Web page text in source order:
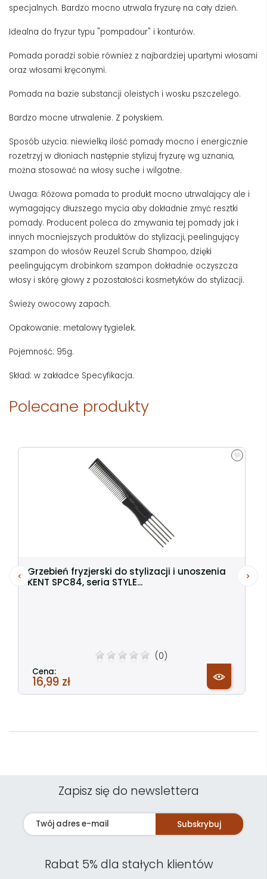
specjalnych. Bardzo mocno utrwala fryzurę na cały dzień.
Idealna do fryzur typu "pompadour" i konturów.
Pomada poradzi sobie również z najbardziej upartymi włosami
oraz włosami kręconymi.
Pomada na bazie substancji oleistych i wosku pszczelego.
Bardzo mocne utrwalenie. Z połyskiem.
Sposób użycia: niewielką ilość pomady mocno i energicznie
rozetrzyj w dłoniach następnie stylizuj fryzurę wg uznania,
można stosować na włosy suche i wilgotne.
Uwaga: Różowa pomada to produkt mocno utrwalający ale i
wymagający dłuższego mycia aby dokładnie zmyć resztki
pomady. Producent poleca do zmywania tej pomady jak i
innych mocniejszych produktów do stylizacji, peelingujący
szampon do włosów Reuzel Scrub Shampoo, dzięki
peelingującym drobinkom szampon dokładnie oczyszcza
włosy i skórę głowy z pozostałości kosmetyków do stylizacji.
Świeży owocowy zapach.
Opakowanie: metalowy tygielek.
Pojemność: 95g.
Skład: w zakładce Specyfikacja.
Polecane produkty
Grzebień fryzjerski do stylizacji i unoszenia
KENT SPC84, seria STYLE...
(0)
Cena:
16,99 zł
Zapisz się do newslettera
Subskrybuj
Rabat 5% dla stałych klientów